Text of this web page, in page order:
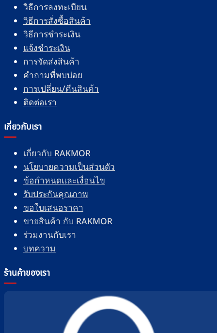
วิธีการลงทะเบียน
วิธีการสั่งซื้อสินค้า
วิธีการชำระเงิน
แจ้งชำระเงิน
การจัดส่งสินค้า
คำถามที่พบบ่อย
การเปลี่ยน/คืนสินค้า
ติดต่อเรา
เกี่ยวกับเรา
เกี่ยวกับ RAKMOR
นโยบายความเป็นส่วนตัว
ข้อกำหนดและเงื่อนไข
รับประกันคุณภาพ
ขอใบเสนอราคา
ขายสินค้า กับ RAKMOR
ร่วมงานกับเรา
บทความ
ร้านค้าของเรา